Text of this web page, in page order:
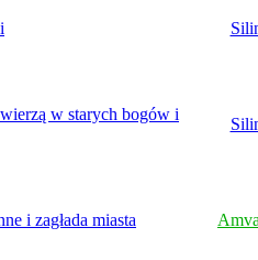
w starych bogów i
i zagłada miasta